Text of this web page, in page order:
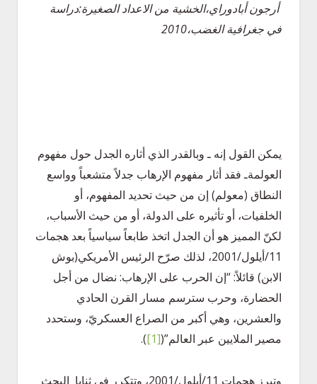
أرجون أبادوراي،الخشية من الاعداد الصغيرة:دراسة
في جغرافية الغضب،2010
يمكن القول إنه ـ وبالقدر الذي أثاره الجدل حول مفهوم
العولمةـ فقد أثار مفهوم الإرهاب جدلاً متشعباً وواسع
النطاق (معولم) إن من حيث تحديد المفهوم، أو
الخلفيات، أو تأثيره على الدولة، أو من حيث الأسباب،
لكنّ المميز هو أن الجدل اتخذ طابعاً سياسياً بعد هجمات
11/أيلول/2001، لذلك صرّح الرئيس الأمريكي(بوش
الابن) قائلاً: “إن الحرب على الإرهاب: نضال من أجل
الحضارة، وحرب سترسم مسار القرن الحادي
والعشرين، وهي أكبر من الصراع العسكريّ، وستحدد
مصير الملايين عبر العالم”(
[1]
)
.
وتبرز هجمات 11/أيلول/2001، وتتكرر في ثنايا البحث